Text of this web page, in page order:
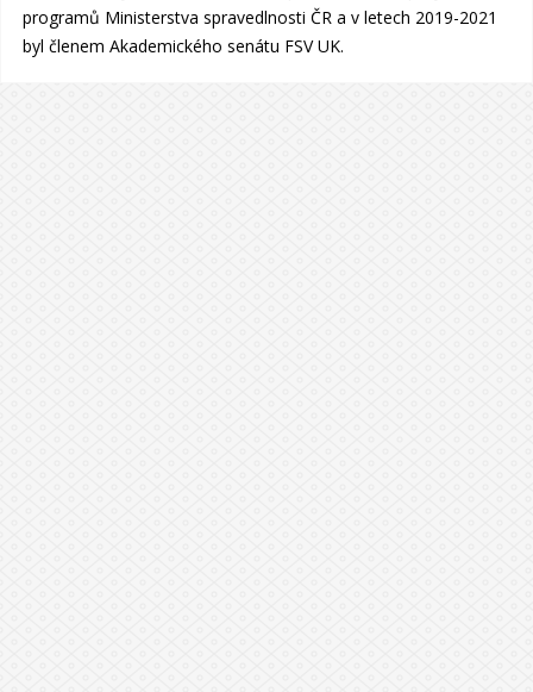
programů Ministerstva spravedlnosti ČR a v letech 2019-2021
byl členem Akademického senátu FSV UK.